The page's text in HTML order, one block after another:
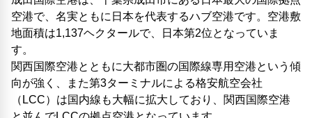
空港で、名実ともに日本を代表するハブ空港です。空港敷
地面積は1,137ヘクタールで、日本第2位となっていま
す。
関西国際空港とともに大都市圏の国際線専用空港という傾
向が強く、また第3ターミナルによる格安航空会社
（LCC）は国内線も大幅に拡大しており、関西国際空港